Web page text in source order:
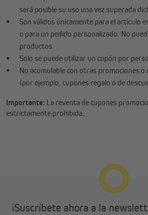
será posible su uso una vez superada
Son válidos únicamente para el artículo
o para un pedido personalizado. No
productos.
Solo se puede utilizar un cupón por
No acumulable con otras promociones o
(por ejemplo, cupones regalo o de
Importante: La reventa de cupones
estrictamente prohibida.
¡Suscríbete ahora a la